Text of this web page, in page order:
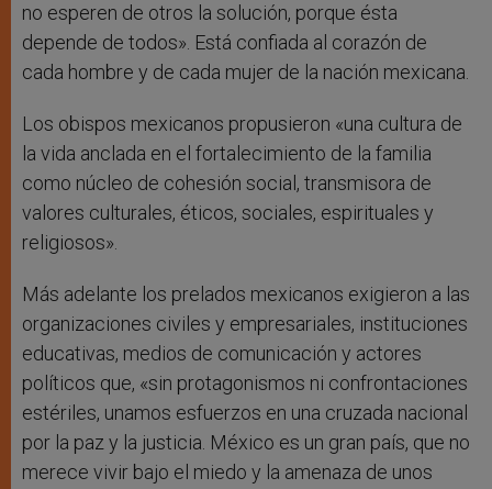
no esperen de otros la solución, porque ésta
depende de todos». Está confiada al corazón de
cada hombre y de cada mujer de la nación mexicana.
Los obispos mexicanos propusieron «una cultura de
la vida anclada en el fortalecimiento de la familia
como núcleo de cohesión social, transmisora de
valores culturales, éticos, sociales, espirituales y
religiosos».
Más adelante los prelados mexicanos exigieron a las
organizaciones civiles y empresariales, instituciones
educativas, medios de comunicación y actores
políticos que, «sin protagonismos ni confrontaciones
estériles, unamos esfuerzos en una cruzada nacional
por la paz y la justicia. México es un gran país, que no
merece vivir bajo el miedo y la amenaza de unos